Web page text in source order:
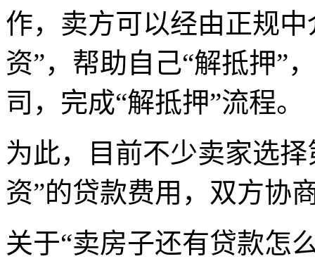
作，卖方可以经由正规
资”，帮助自己“解抵押”
司，完成“解抵押”流程。
为此，目前不少卖家选
资”的贷款费用，双方协
关于“卖房子还有贷款怎